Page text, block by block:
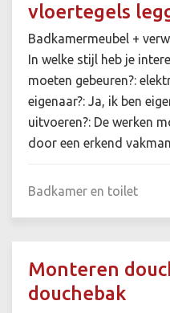
vloertegels
Badkamermeubel +
In welke stijl heb je
moeten gebeuren?:
eigenaar?: Ja, ik ben
uitvoeren?: De werken
door een erkend vakman
Badkamer en toilet
Monteren
douchebak